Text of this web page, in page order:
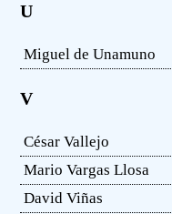
U
Miguel de Unamuno
V
César Vallejo
Mario Vargas Llosa
David Viñas